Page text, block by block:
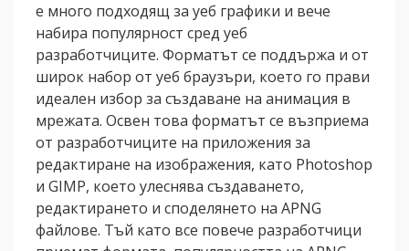
е много подходящ за уеб графики и вече
набира популярност сред уеб
разработчиците. Форматът се поддържа и от
широк набор от уеб браузъри, което го прави
идеален избор за създаване на анимация в
мрежата. Освен това форматът се възприема
от разработчиците на приложения за
редактиране на изображения, като Photoshop
и GIMP, което улеснява създаването,
редактирането и споделянето на APNG
файлове. Тъй като все повече разработчици